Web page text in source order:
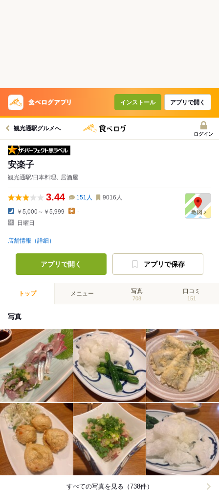
インストール アプリで開く
観光通駅グルメへ
ログイン
安楽子
観光通駅/日本料理､ 居酒屋
3.44 151 人 9016 人
￥5,000～￥5,999
-
日曜日
店舗情報（詳細）
アプリで開く アプリで保存
トップ メニュー 写真
708
口コミ
151
写真
すべての写真を見る（738件）